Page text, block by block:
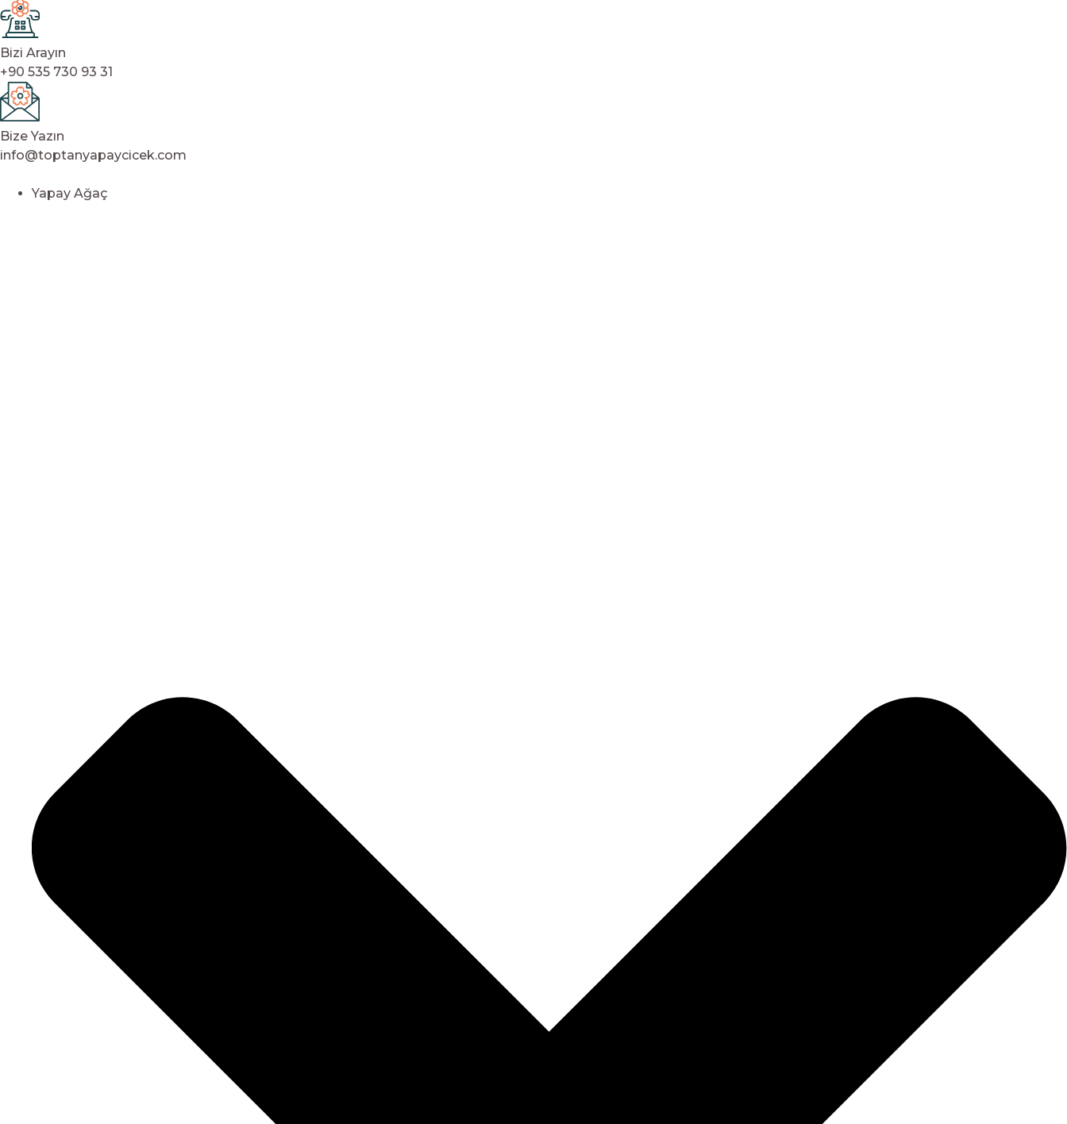
Bizi Arayın
+90 535 730 93 31
Bize Yazın
info@toptanyapaycicek.com
Yapay Ağaç